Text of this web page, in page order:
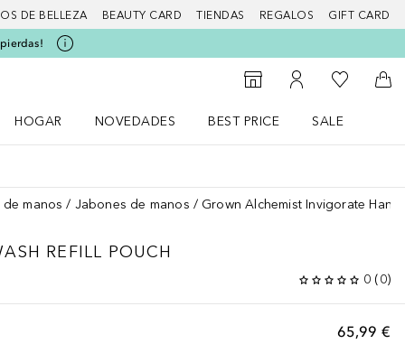
DE BELLEZA BEAUTY CARD TIENDAS REGALOS GIFT CARD
Al Storefinder
Mi cuenta
Mi lista de
A
HOGAR
NOVEDADES
BEST PRICE
SALE
manos Jabones de manos Grown Alchemist Invigorate Hand
REFILL POUCH
0 (0)
65,99 €